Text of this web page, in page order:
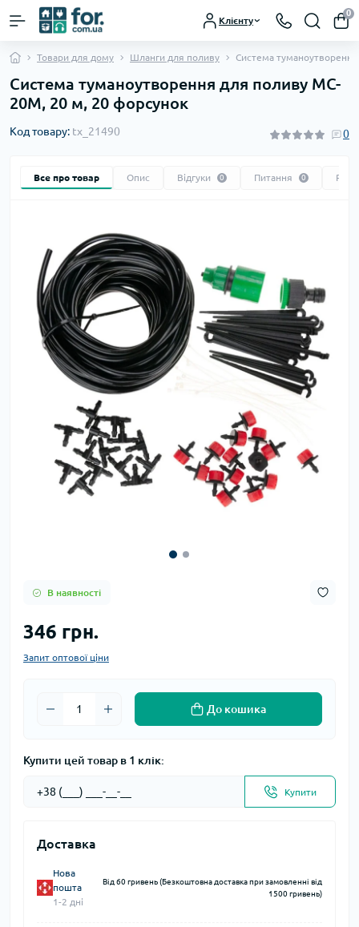
Клієнту
0
Товари для дому Шланги для поливу Система
Система туманоутворення для поливу MC-
20M, 20 м, 20 форсунок
Код товару: tx_21490 0
Все про товар Опис Відгуки 0 Питання 0
В наявності
346 грн.
Запит оптової ціни
До кошика
Купити цей товар в 1 клік:
Купити
Доставка
Нова
пошта
1-2 дні
Від 60 гривень (Безкоштовна доставка при замовленні від
1500 гривень)